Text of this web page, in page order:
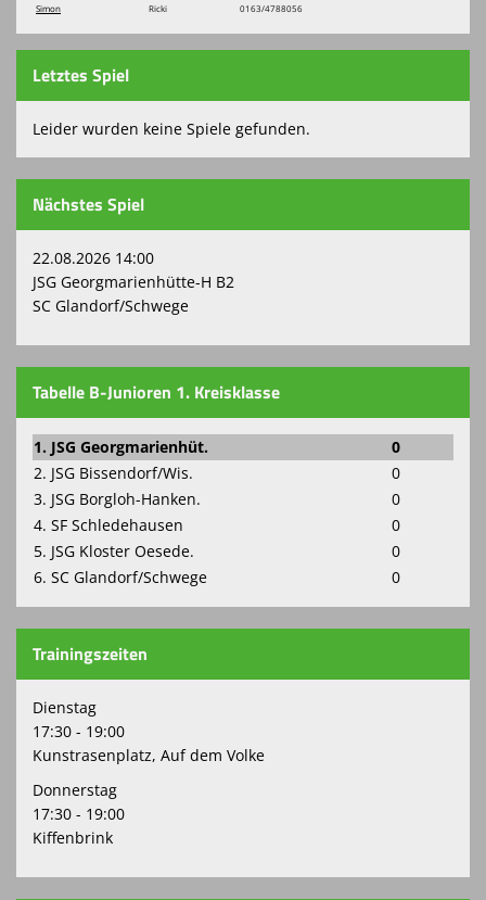
Simon Ricki 0163/4788056
Letztes Spiel
Leider wurden keine Spiele gefunden.
Nächstes Spiel
22.08.2026 14:00
JSG Georgmarienhütte-H B2
SC Glandorf/Schwege
Tabelle B-Junioren 1. Kreisklasse
1. JSG Georgmarienhüt.
0
2. JSG Bissendorf/Wis.
0
3. JSG Borgloh-Hanken.
0
4. SF Schledehausen
0
5. JSG Kloster Oesede.
0
6. SC Glandorf/Schwege
0
Trainingszeiten
Dienstag
17:30 - 19:00
Kunstrasenplatz, Auf dem Volke
Donnerstag
17:30 - 19:00
Kiffenbrink